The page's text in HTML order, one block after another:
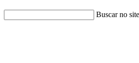
Buscar no site